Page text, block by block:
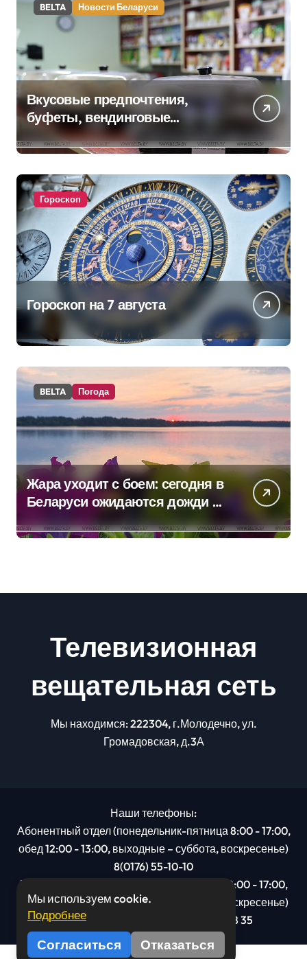
BELTA Новости Беларуси
Вкусовые предпочтения,
буфеты, вендинговые
аппараты. Минобразования об
изменениях в школьном
питании
Гороскоп
Гороскоп на 7 августа
BELTA Погода
Жара уходит с боем: сегодня в
Беларуси ожидаются дожди и
грозы
Телевизионная
вещательная сеть
Мы находимся: 222304, г.Молодечно, ул.
Громадовская, д.3А
Наши телефоны:
Абонентный отдел (понедельник-пятница 8:00 - 17:00,
обед 12:00 - 13:00, выходные – суббота, воскресенье)
8(0176) 55-10-10
Рекламный отдел (понедельник-пятница 8:00 - 17:00,
обед 12:00 - 13:00, выходные – суббота, воскресенье)
8(0176): 54 95 80, МТС +375 29 201 78 35
Мы используем cookie.
Подробнее
Согласиться Отказаться